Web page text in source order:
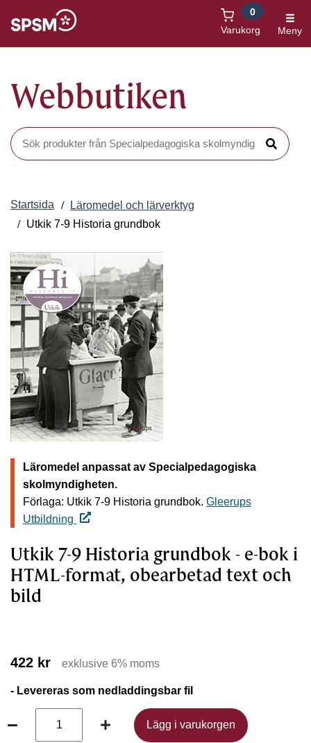
Varukorg
0
Meny
Webbutiken
Sök produkter i Webbutiken
Sök
Startsida
Läromedel och lärverktyg
Utkik 7-9 Historia grundbok
Läromedel anpassat av Specialpedagogiska
skolmyndigheten.
Förlaga: Utkik 7-9 Historia grundbok. Gleerups
Utbildning
Utkik 7-9 Historia grundbok - e-bok i
HTML-format, obearbetad text och
bild
422 kr exklusive 6% moms
- Levereras som nedladdingsbar fil
Lägg i varukorgen
Lägg i varukorgen